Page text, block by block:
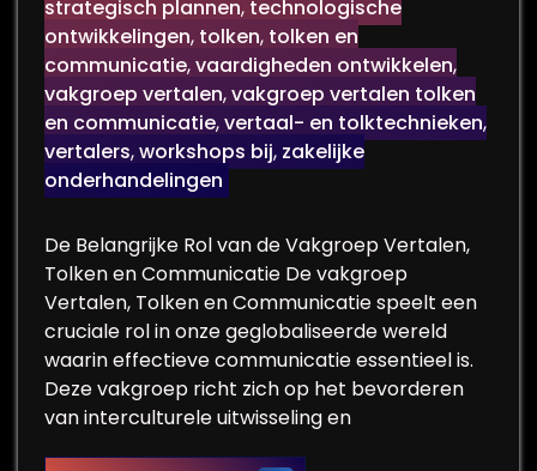
strategisch plannen, technologische
ontwikkelingen, tolken, tolken en
communicatie,vaardigheden ontwikkelen,
vakgroep vertalen,vakgroep vertalen tolken
en communicatie,vertaal- en tolktechnieken,
vertalers,workshops bij, zakelijke
onderhandelingen
De Belangrijke Rol van de Vakgroep Vertalen,
Tolken en Communicatie De vakgroep
Vertalen, Tolken en Communicatie speelt een
cruciale rol in onze geglobaliseerde wereld
waarin effectieve communicatie essentieel is.
Deze vakgroep richt zich op het bevorderen
van interculturele uitwisseling en